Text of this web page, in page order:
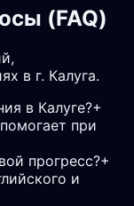
(FAQ)
в г. Калуга.
в Калуге?+
при
прогресс?+
и